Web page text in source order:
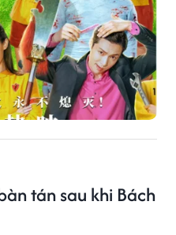
tán sau khi Bách